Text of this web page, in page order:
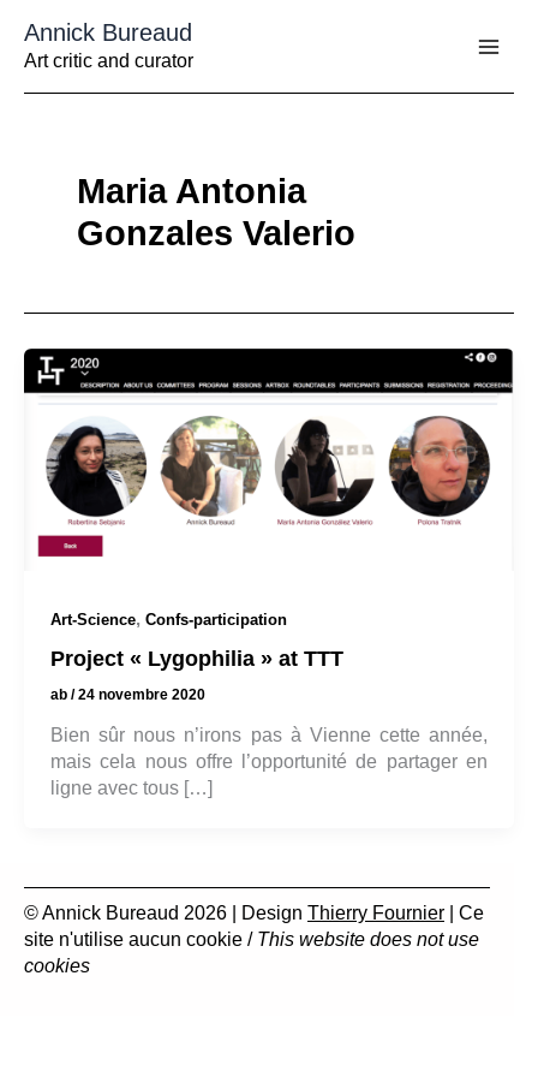
contenu
Annick Bureaud
Art critic and curator
Maria Antonia
Gonzales Valerio
Art-Science, Confs-participation
Project « Lygophilia » at TTT
ab /24 novembre 2020
Bien sûr nous n’irons pas à Vienne cette année,
mais cela nous offre l’opportunité de partager en
ligne avec tous […]
© Annick Bureaud 2026 | Design Thierry Fournier | Ce
site n'utilise aucun cookie / This website does not use
cookies